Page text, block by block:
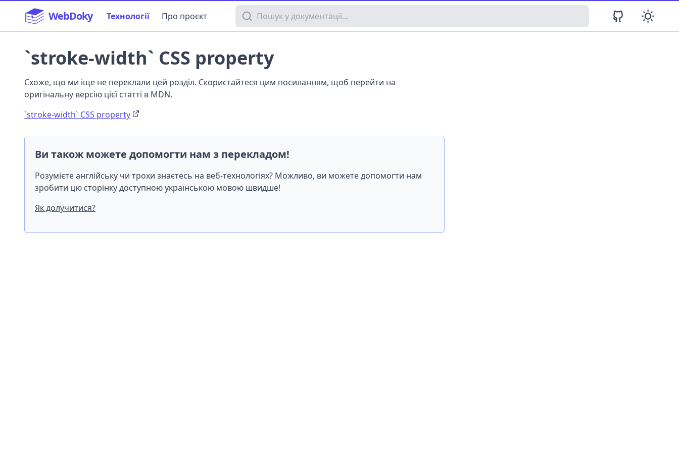
WebDoky Технології Про проєкт Пошук у документації
`stroke-width` CSS property
Схоже, що ми іще не переклали цей розділ. Скористайтеся цим посиланням, щоб перейти на
оригінальну версію цієї статті в MDN.
`stroke-width` CSS property
Ви також можете допомогти нам з перекладом!
Розумієте англійську чи трохи знаєтесь на веб-технологіях? Можливо, ви можете допомогти нам
зробити цю сторінку доступною українською мовою швидше!
Як долучитися?